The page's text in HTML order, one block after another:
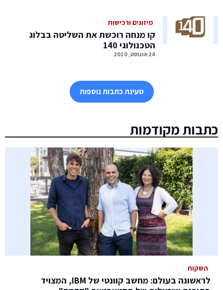
מיזוגים ורכישות
קו מנחה רוכשת את השליטה בבלוג
הטכנולוגי 140
24 אוגוסט, 2010
טעינת כתבות נוספות
כתבות מקודמות
השקות
לראשונה בעולם: מחשב קוונטי של IBM, המצויד